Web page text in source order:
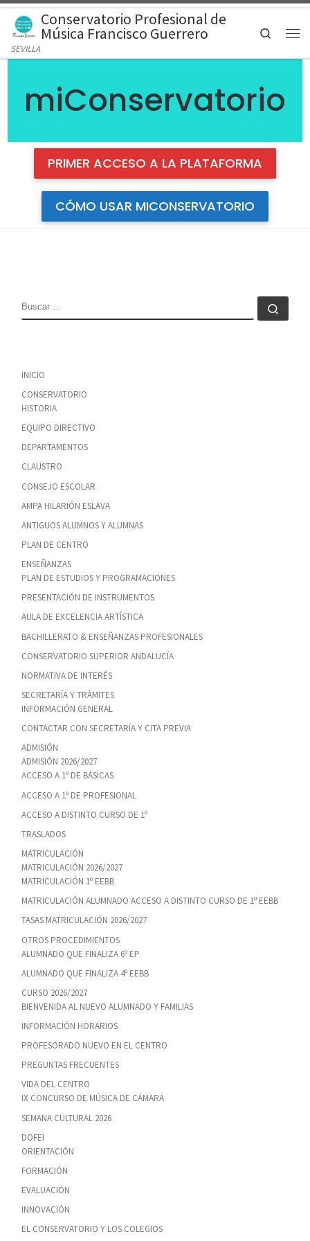
Saltar al contenido
Conservatorio Profesional de
Música Francisco Guerrero
SEVILLA
Search
miConservatorio
PRIMER ACCESO A LA PLATAFORMA
CÓMO USAR MICONSERVATORIO
BUSCAR
INICIO
CONSERVATORIO
HISTORIA
EQUIPO DIRECTIVO
DEPARTAMENTOS
CLAUSTRO
CONSEJO ESCOLAR
AMPA HILARIÓN ESLAVA
ANTIGUOS ALUMNOS Y ALUMNAS
PLAN DE CENTRO
ENSEÑANZAS
PLAN DE ESTUDIOS Y PROGRAMACIONES
PRESENTACIÓN DE INSTRUMENTOS
AULA DE EXCELENCIA ARTÍSTICA
BACHILLERATO & ENSEÑANZAS PROFESIONALES
CONSERVATORIO SUPERIOR ANDALUCÍA
NORMATIVA DE INTERÉS
SECRETARÍA Y TRÁMITES
INFORMACIÓN GENERAL
CONTACTAR CON SECRETARÍA Y CITA PREVIA
ADMISIÓN
ADMISIÓN 2026/2027
ACCESO A 1º DE BÁSICAS
ACCESO A 1º DE PROFESIONAL
ACCESO A DISTINTO CURSO DE 1º
TRASLADOS
MATRICULACIÓN
MATRICULACIÓN 2026/2027
MATRICULACIÓN 1º EEBB
MATRICULACIÓN ALUMNADO ACCESO A DISTINTO CURSO DE 1º EEBB
TASAS MATRICULACIÓN 2026/2027
OTROS PROCEDIMIENTOS
ALUMNADO QUE FINALIZA 6º EP
ALUMNADO QUE FINALIZA 4º EEBB
CURSO 2026/2027
BIENVENIDA AL NUEVO ALUMNADO Y FAMILIAS
INFORMACIÓN HORARIOS
PROFESORADO NUEVO EN EL CENTRO
PREGUNTAS FRECUENTES
VIDA DEL CENTRO
IX CONCURSO DE MÚSICA DE CÁMARA
SEMANA CULTURAL 2026
DOFEI
ORIENTACIÓN
FORMACIÓN
EVALUACIÓN
INNOVACIÓN
EL CONSERVATORIO Y LOS COLEGIOS